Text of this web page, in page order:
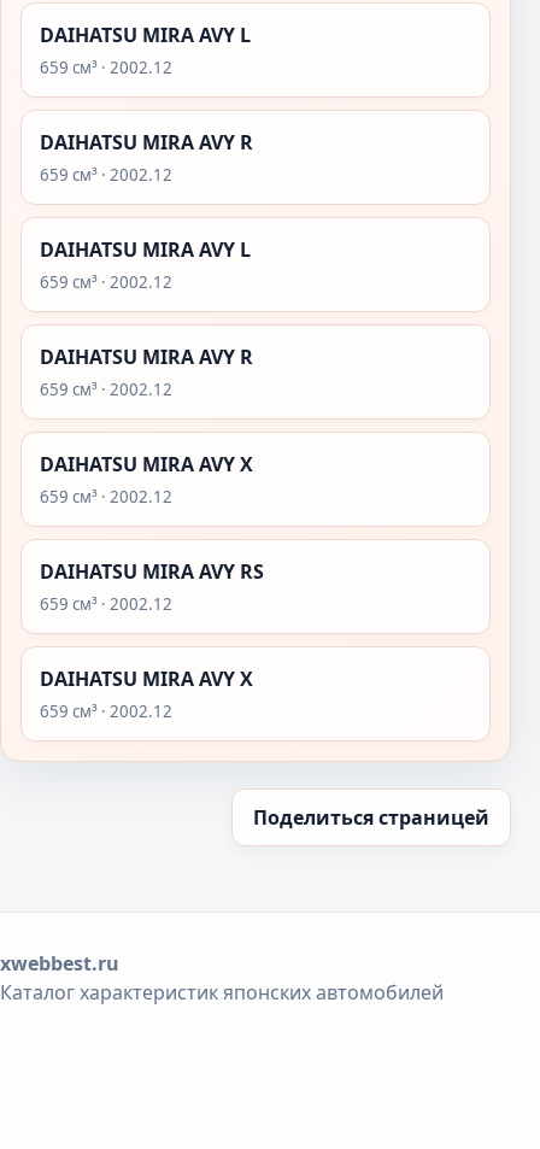
DAIHATSU MIRA AVY L
659 см³ · 2002.12
DAIHATSU MIRA AVY R
659 см³ · 2002.12
DAIHATSU MIRA AVY L
659 см³ · 2002.12
DAIHATSU MIRA AVY R
659 см³ · 2002.12
DAIHATSU MIRA AVY X
659 см³ · 2002.12
DAIHATSU MIRA AVY RS
659 см³ · 2002.12
DAIHATSU MIRA AVY X
659 см³ · 2002.12
Поделиться страницей
xwebbest.ru
Каталог характеристик японских автомобилей